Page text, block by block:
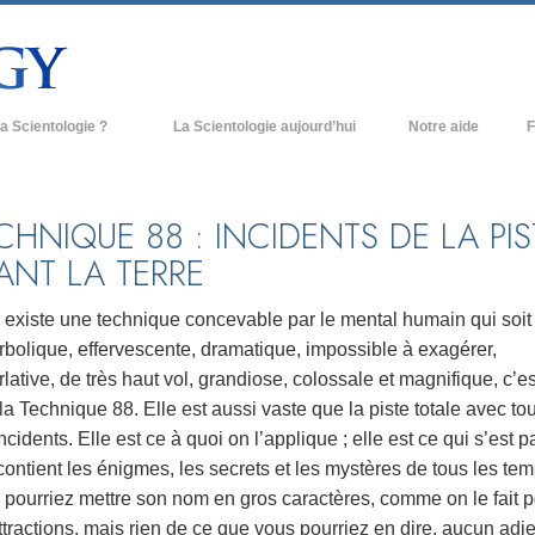
Scientologie ?
et la Scientologie
de la Scientologie
introduction
?
La Scientologie aujourd’hui
Organisations avancées
Freewinds
Apporter la Scientologie au monde
entier
David Miscavige - Chef ecclésiastique
de la Scientologie
Notre aide
À
88 : INCIDENTS DE LA
LA TERRE
existe une technique concevable par le mental humain qui soit
effervescente, dramatique, impossible à exagérer,
de très haut vol, grandiose, colossale et magnifique,
Technique 88. Elle est aussi vaste que la piste totale avec
Elle est ce à quoi on l’applique ; elle est ce qui s’est
les énigmes, les secrets et les mystères de tous les
pourriez mettre son nom en gros caractères, comme on le fait
mais rien de ce que vous pourriez en dire, aucun